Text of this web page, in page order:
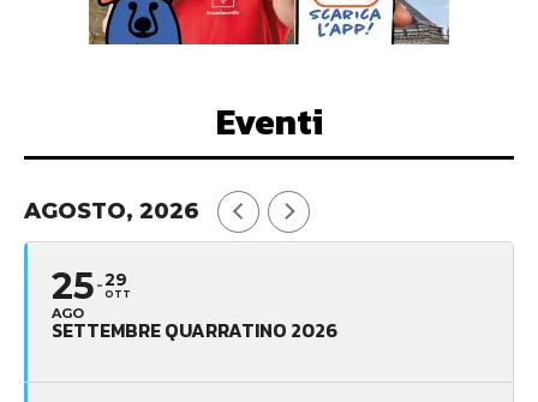
Eventi
AGOSTO, 2026
25
AGO
29
OTT
SETTEMBRE QUARRATINO 2026